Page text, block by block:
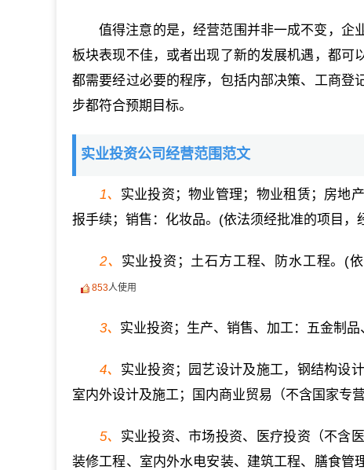
值得注意的是，经营范围并非一成不变，企
板块表现不佳，或者出现了新的发展机遇，都可
都需要经过必要的程序，包括内部决策、工商登
步都符合预期目标。
实业投资公司经营范围范文
1、 实业投资；物业管理；物业租赁；房地
报手续；销售：化妆品。(依法须经批准的项目
2、 实业投资；土石方工程、防水工程。(
853人使用
3、 实业投资；生产、销售、加工：五金制
4、 实业投资；园艺设计及施工，钢结构设
室内外设计及施工；国内商业贸易（不含国家专
5、 实业投资、市场投资、医疗投资（不含
装修工程、室内外水电安装、建筑工程、膳食管